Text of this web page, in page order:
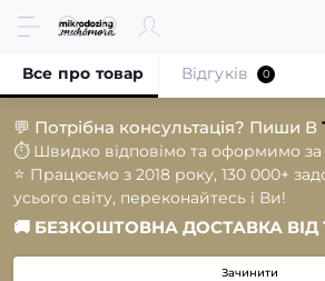
💬 Потрібна консультація? Пиши В
⏱️ Швидко відповімо та оформимо за
⭐️ Працюємо з 2018 року, 130 000+
усього світу, переконайтесь і Ви!
🚚 БЕЗКОШТОВНА ДОСТАВКА ВІД
Зачинити
Все про товар Відгуків 0